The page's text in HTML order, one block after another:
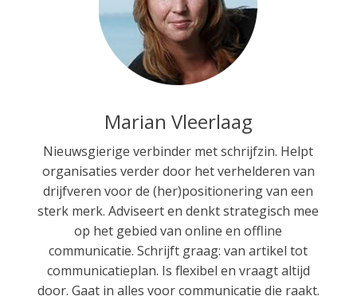
Marian Vleerlaag
Nieuwsgierige verbinder met schrijfzin. Helpt
organisaties verder door het verhelderen van
drijfveren voor de (her)positionering van een
sterk merk. Adviseert en denkt strategisch mee
op het gebied van online en offline
communicatie. Schrijft graag: van artikel tot
communicatieplan. Is flexibel en vraagt altijd
door. Gaat in alles voor communicatie die raakt.